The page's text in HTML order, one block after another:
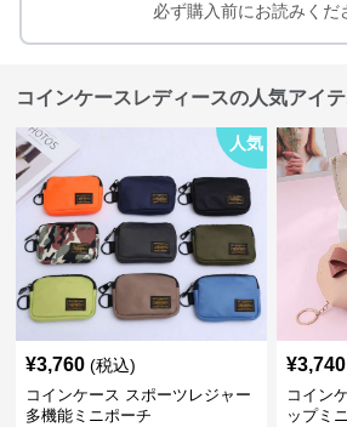
必ず購入前にお読みくだ
コインケースレディースの人気アイ
人気
¥3,760 (税込)
コインケース スポーツレジャー
多機能ミニポーチ
¥3,740
コイン
ップミ